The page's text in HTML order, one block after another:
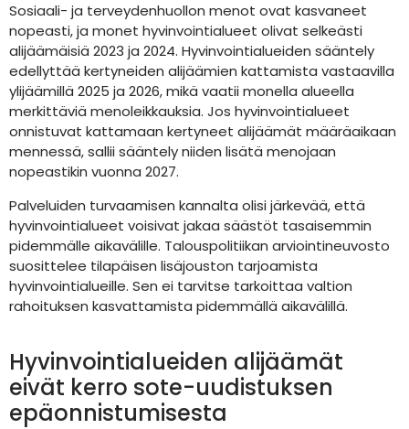
Sosiaali- ja terveydenhuollon menot ovat kasvaneet
nopeasti, ja monet hyvinvointialueet olivat selkeästi
alijäämäisiä 2023 ja 2024. Hyvinvointialueiden sääntely
edellyttää kertyneiden alijäämien kattamista vastaavilla
ylijäämillä 2025 ja 2026, mikä vaatii monella alueella
merkittäviä menoleikkauksia. Jos hyvinvointialueet
onnistuvat kattamaan kertyneet alijäämät määräaikaan
mennessä, sallii sääntely niiden lisätä menojaan
nopeastikin vuonna 2027.
Palveluiden turvaamisen kannalta olisi järkevää, että
hyvinvointialueet voisivat jakaa säästöt tasaisemmin
pidemmälle aikavälille. Talouspolitiikan arviointineuvosto
suosittelee tilapäisen lisäjouston tarjoamista
hyvinvointialueille. Sen ei tarvitse tarkoittaa valtion
rahoituksen kasvattamista pidemmällä aikavälillä.
Hyvinvointialueiden alijäämät
eivät kerro sote-uudistuksen
epäonnistumisesta